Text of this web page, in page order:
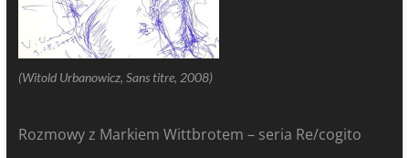
(Witold Urbanowicz, Sans titre, 2008)
Rozmowy z Markiem Wittbrotem – seria Re/cogito